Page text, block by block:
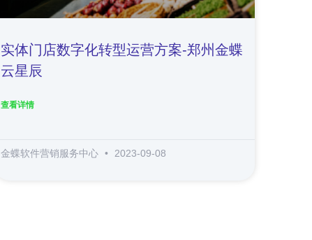
实体门店数字化转型运营方案-郑州金蝶
云星辰
查看详情
金蝶软件营销服务中心 2023-09-08